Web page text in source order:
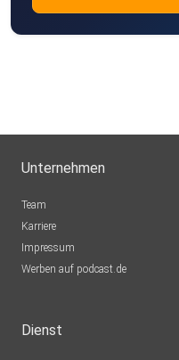
Unternehmen
Team
Karriere
Impressum
Werben auf podcast.de
Dienst